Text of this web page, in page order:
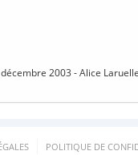
2003 - Alice
POLITIQUE DE